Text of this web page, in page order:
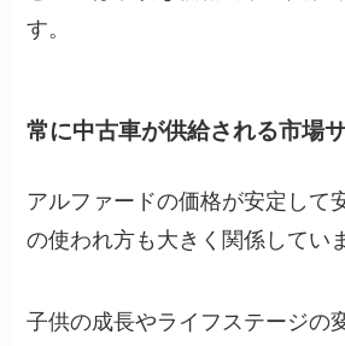
す。
常に中古車が供給される市場
アルファードの価格が安定して
の使われ方も大きく関係してい
子供の成長やライフステージの